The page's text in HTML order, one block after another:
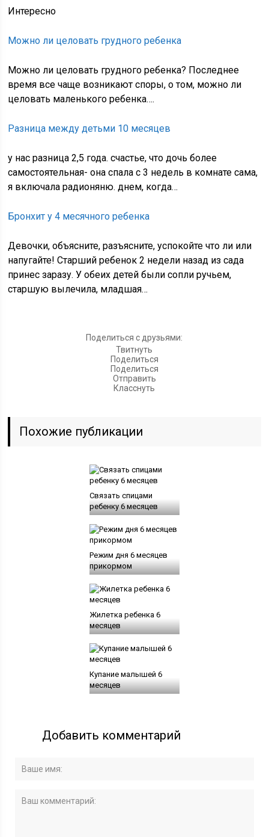
Интересно
Можно ли целовать грудного ребенка
Можно ли целовать грудного ребенка? Последнее
время все чаще возникают споры, о том, можно ли
целовать маленького ребенка….
Разница между детьми 10 месяцев
у нас разница 2,5 года. счастье, что дочь более
самостоятельная- она спала с 3 недель в комнате сама,
я включала радионяню. днем, когда…
Бронхит у 4 месячного ребенка
Девочки, объясните, разъясните, успокойте что ли или
напугайте! Старший ребенок 2 недели назад из сада
принес заразу. У обеих детей были сопли ручьем,
старшую вылечила, младшая…
Поделиться с друзьями:
Твитнуть
Поделиться
Поделиться
Отправить
Класснуть
Похожие публикации
Связать спицами
ребенку 6 месяцев
Режим дня 6 месяцев
прикормом
Жилетка ребенка 6
месяцев
Купание малышей 6
месяцев
Добавить комментарий